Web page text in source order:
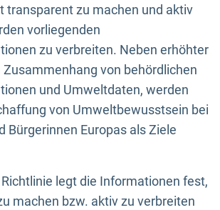
transparent zu machen und aktiv
vorliegenden
zu verbreiten. Neben erhöhter
von behördlichen
und Umweltdaten, werden
von Umweltbewusstsein bei
Bürgerinnen Europas als Ziele
legt die Informationen fest,
machen bzw. aktiv zu verbreiten